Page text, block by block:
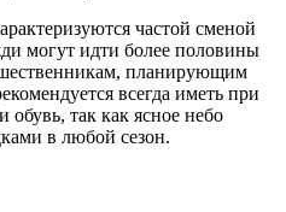
частой сменой
могут идти более половины
планирующим
всегда иметь при
так как ясное небо
в любой сезон.